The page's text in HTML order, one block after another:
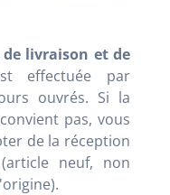
livraison et de
effectuée par
ouvrés. Si la
pas, vous
de la réception
neuf, non